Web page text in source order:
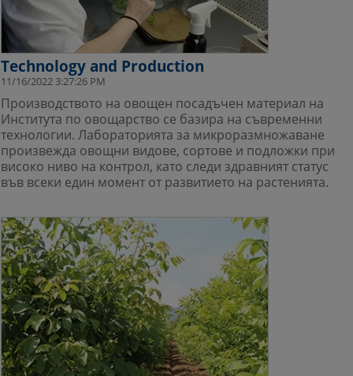
Technology and Production
11/16/2022 3:27:26 PM
Производството на овощен посадъчен материал на
Института по овощарство се базира на съвременни
технологии. Лабораторията за микроразмножаване
произвежда овощни видове, сортове и подложки при
високо ниво на контрол, като следи здравният статус
във всеки един момент от развитието на растенията.